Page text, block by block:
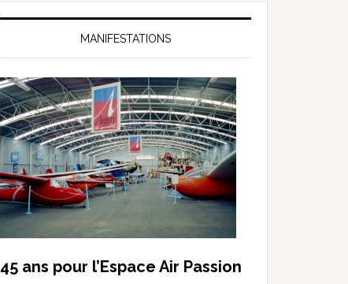
MANIFESTATIONS
45 ans pour l’Espace Air Passion